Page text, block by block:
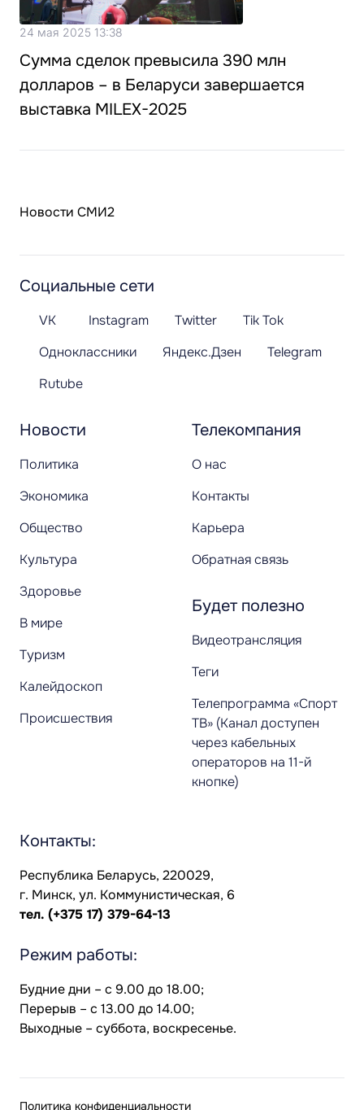
24 мая 2025 13:38
Сумма сделок превысила 390 млн
долларов – в Беларуси завершается
выставка MILEX-2025
Новости СМИ2
Новости
Политика
Экономика
Общество
Культура
Здоровье
В мире
Туризм
Калейдоскоп
Происшествия
Телекомпания
О нас
Контакты
Карьера
Обратная связь
Будет полезно
Видеотрансляция
Теги
Телепрограмма «Спорт
ТВ» (Канал доступен
через кабельных
операторов на 11-й
кнопке)
Социальные сети
VK Instagram Twitter
Tik Tok
Одноклассники
Яндекс.Дзен
Telegram
Rutube
Контакты:
Республика Беларусь, 220029,
г. Минск, ул. Коммунистическая, 6
тел. (+375 17) 379-64-13
Режим работы:
Будние дни – с 9.00 до 18.00;
Перерыв – с 13.00 до 14.00;
Выходные – суббота, воскресенье.
Политика конфиденциальности